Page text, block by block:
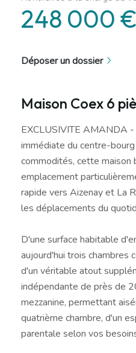
248 000 €
Déposer un dossier
Maison Coex 6
EXCLUSIVITE AMANDA
immédiate du centre-
commodités, cette maison
emplacement
rapide vers Aizenay et La
les déplacements du
D'une surface habitable
aujourd'hui trois chambres
d'un véritable atout
indépendante de près de
mezzanine, permettant
quatrième chambre, d'un
parentale selon vos